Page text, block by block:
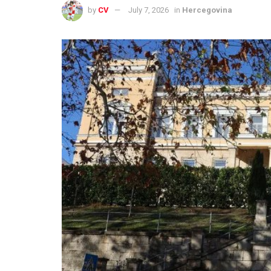
by CV July 7, 2026 in Hercegovina